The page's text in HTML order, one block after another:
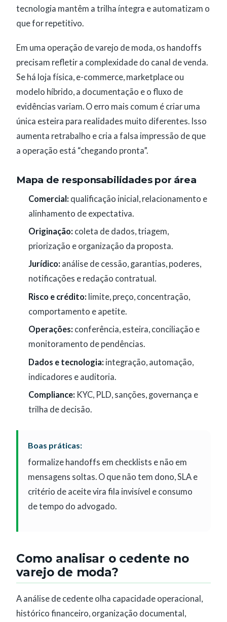
tecnologia mantêm a trilha íntegra e automatizam o
que for repetitivo.
Em uma operação de varejo de moda, os handoffs
precisam refletir a complexidade do canal de venda.
Se há loja física, e-commerce, marketplace ou
modelo híbrido, a documentação e o fluxo de
evidências variam. O erro mais comum é criar uma
única esteira para realidades muito diferentes. Isso
aumenta retrabalho e cria a falsa impressão de que
a operação está “chegando pronta”.
Mapa de responsabilidades por área
Comercial: qualificação inicial, relacionamento e
alinhamento de expectativa.
Originação: coleta de dados, triagem,
priorização e organização da proposta.
Jurídico: análise de cessão, garantias, poderes,
notificações e redação contratual.
Risco e crédito: limite, preço, concentração,
comportamento e apetite.
Operações: conferência, esteira, conciliação e
monitoramento de pendências.
Dados e tecnologia: integração, automação,
indicadores e auditoria.
Compliance: KYC, PLD, sanções, governança e
trilha de decisão.
Boas práticas:
formalize handoffs em checklists e não em
mensagens soltas. O que não tem dono, SLA e
critério de aceite vira fila invisível e consumo
de tempo do advogado.
Como analisar o cedente no
varejo de moda?
A análise de cedente olha capacidade operacional,
histórico financeiro, organização documental,